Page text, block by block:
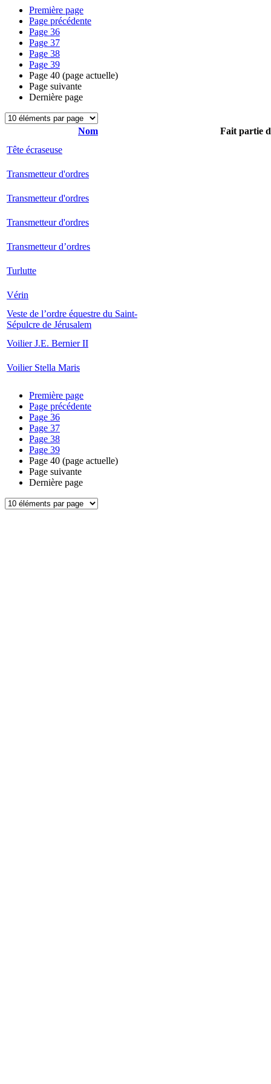
Première page
Page précédente
Page 36
Page 37
Page 38
Page 39
Page 40 (page actuelle)
Page suivante
Dernière page
Nom
Fait partie
Tête écraseuse
Transmetteur d'ordres
Transmetteur d'ordres
Transmetteur d'ordres
Transmetteur d’ordres
Turlutte
Vérin
Veste de l’ordre équestre du Saint-
Sépulcre de Jérusalem
Voilier J.E. Bernier II
Voilier Stella Maris
Première page
Page précédente
Page 36
Page 37
Page 38
Page 39
Page 40 (page actuelle)
Page suivante
Dernière page